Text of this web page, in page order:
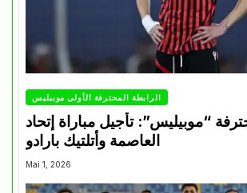
الرابطة المحترفة الأولى موبيليس
“موبيليس”: تأجيل مباراة إتحاد
العاصمة وأتلتيك بارادو
Mai 1, 2026